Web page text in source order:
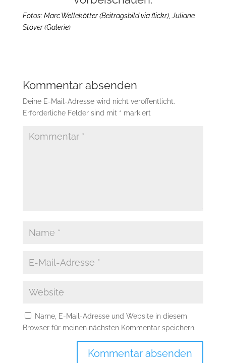
Fotos: Marc Wellekötter (Beitragsbild via flickr), Juliane
Stöver (Galerie)
Kommentar absenden
Deine E-Mail-Adresse wird nicht veröffentlicht.
Erforderliche Felder sind mit * markiert
Name, E-Mail-Adresse und Website in diesem
Browser für meinen nächsten Kommentar speichern.